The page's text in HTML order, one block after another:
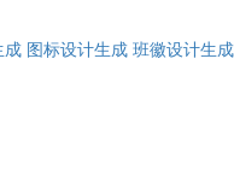
成 图标设计生成 班徽设计生成